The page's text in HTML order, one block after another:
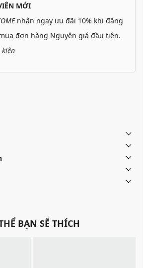
MỚI
nhận ngay ưu đãi 10% khi đăng
đơn hàng Nguyên giá đầu tiên.
kiện
BẠN SẼ THÍCH